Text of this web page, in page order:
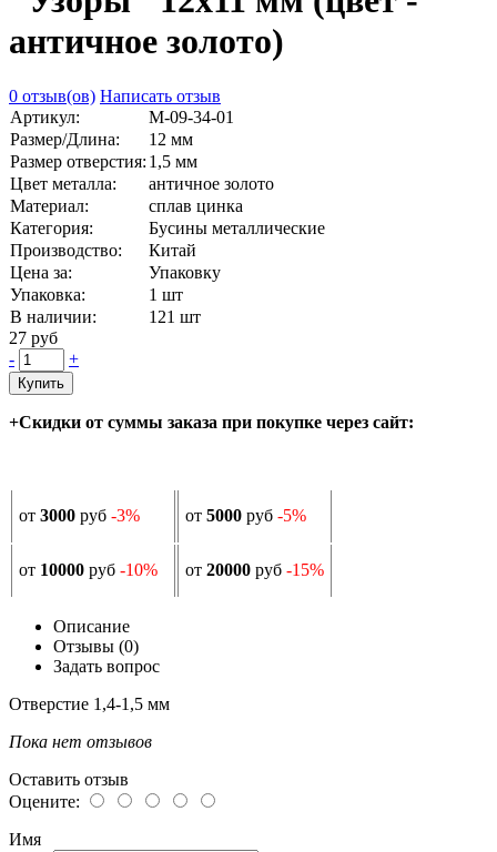
античное золото)
0 отзыв(ов) Написать отзыв
Артикул:
М-09-34-01
Размер/Длина:
12 мм
Размер отверстия: 1,5 мм
Цвет металла:
античное золото
Материал:
сплав цинка
Категория:
Бусины металлические
Производство:
Китай
Цена за:
Упаковку
Упаковка:
1 шт
В наличии:
121 шт
27 руб
-
+
Купить
+Скидки от суммы заказа при покупке через сайт:
от 3000 руб -3% от 5000 руб -5%
от 10000 руб -10% от 20000 руб -15%
Описание
Отзывы (0)
Задать вопрос
Отверстие 1,4-1,5 мм
Пока нет отзывов
Оставить отзыв
Оцените:
Имя